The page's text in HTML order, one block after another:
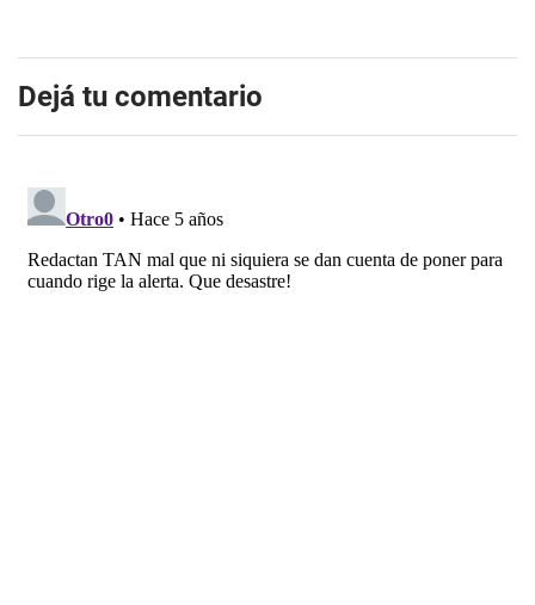
Dejá tu comentario